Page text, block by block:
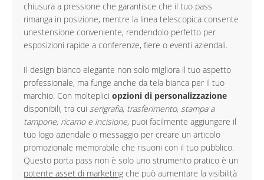
chiusura a pressione che garantisce che il tuo pass
rimanga in posizione, mentre la linea telescopica consente
unestensione conveniente, rendendolo perfetto per
esposizioni rapide a conferenze, fiere o eventi aziendali.
Il design bianco elegante non solo migliora il tuo aspetto
professionale, ma funge anche da tela bianca per il tuo
marchio. Con molteplici opzioni di personalizzazione
disponibili, tra cui serigrafia, trasferimento, stampa a
tampone, ricamo e incisione, puoi facilmente aggiungere il
tuo logo aziendale o messaggio per creare un articolo
promozionale memorabile che risuoni con il tuo pubblico.
Questo porta pass non è solo uno strumento pratico è un
potente asset di marketing che può aumentare la visibilità